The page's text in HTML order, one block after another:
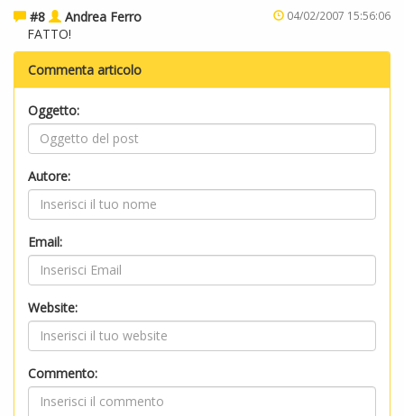
#8
Andrea Ferro 04/02/2007 15:56:06
FATTO!
Commenta articolo
Oggetto:
Autore:
Email:
Website:
Commento: